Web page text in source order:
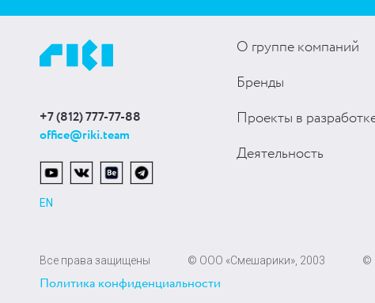
+7 (812) 777-77-88
office@riki.team
EN
О группе компаний
Бренды
Проекты в
Деятельность
Все права защищены © ООО «Смешарики», 2003 ©
Политика конфиденциальности